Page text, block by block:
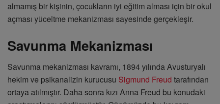
almamış bir kişinin, çocukların iyi eğitim alması için bir okul
açması yüceltme mekanizması sayesinde gerçekleşir.
Savunma Mekanizması
Savunma mekanizması kavramı, 1894 yılında Avusturyalı
hekim ve psikanalizin kurucusu Sigmund Freud tarafından
ortaya atılmıştır. Daha sonra kızı Anna Freud bu konudaki